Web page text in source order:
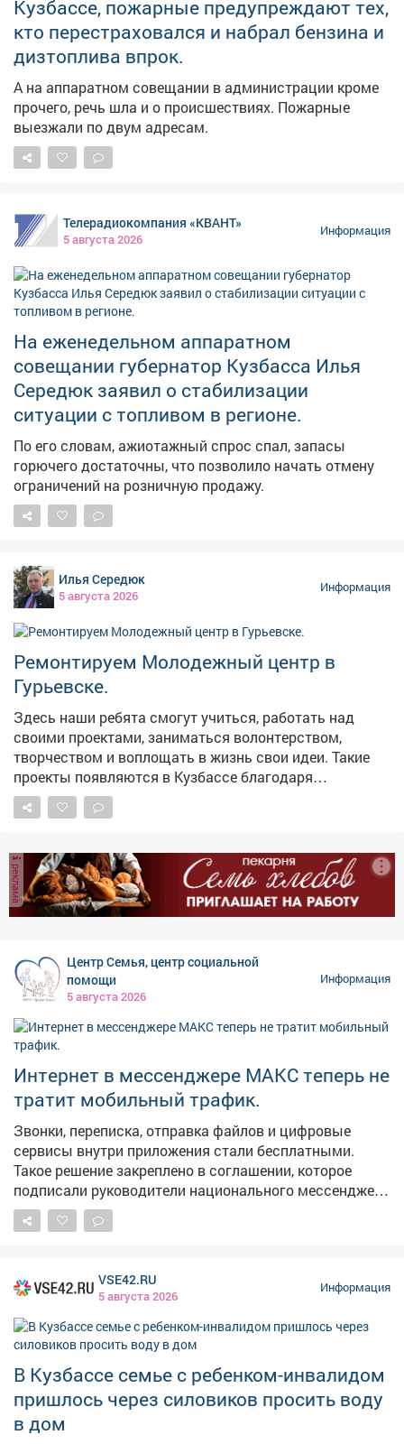
Кузбассе, пожарные предупреждают тех,
кто перестраховался и набрал бензина и
дизтоплива впрок.
А на аппаратном совещании в администрации кроме
прочего, речь шла и о происшествиях. Пожарные
выезжали по двум адресам.
Телерадиокомпания «КВАНТ»
5 августа 2026
Информация
На еженедельном аппаратном
совещании губернатор Кузбасса Илья
Середюк заявил о стабилизации
ситуации с топливом в регионе.
По его словам, ажиотажный спрос спал, запасы
горючего достаточны, что позволило начать отмену
ограничений на розничную продажу.
Илья Середюк
5 августа 2026
Информация
Ремонтируем Молодежный центр в
Гурьевске.
Здесь наши ребята смогут учиться, работать над
своими проектами, заниматься волонтерством,
творчеством и воплощать в жизнь свои идеи. Такие
проекты появляются в Кузбассе благодаря
федеральной поддержке - в том числе национальному
проекту «Молодежь и дети». Мы работаем над тем,
максимальные результаты в виде молодежных
центров, социальных учреждений, культурных и
образовательных площадок. Каждая новая точка
притяжения для наших молодых земляков - это
возможностей для самореализации, они могут
активнее включаться в жизнь своих городов и
поселков. Тем самым - связывают свое будущее с
Кузбассом. В следующем году откроем такое же
пространство в Киселевске.
реклама
Центр Семья, центр социальной
помощи
5 августа 2026
Информация
Интернет в мессенджере МАКС теперь не
тратит мобильный трафик.
Звонки, переписка, отправка файлов и цифровые
сервисы внутри приложения стали бесплатными.
Такое решение закреплено в соглашении, которое
подписали руководители национального мессенджера
и крупнейших операторов связи.
VSE42.RU
5 августа 2026
Информация
В Кузбассе семье с ребенком-инвалидом
пришлось через силовиков просить воду
в дом